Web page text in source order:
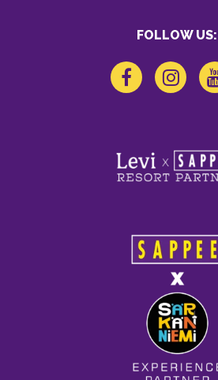
FOLLOW US: